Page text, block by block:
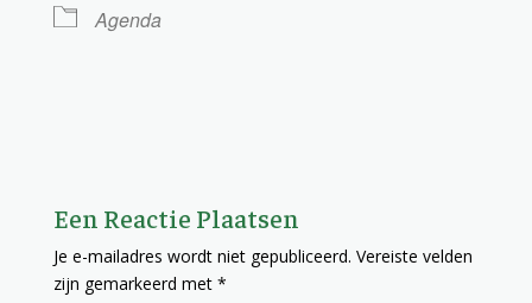
Agenda
Een Reactie Plaatsen
Je e-mailadres wordt niet gepubliceerd. Vereiste velden
zijn gemarkeerd met *